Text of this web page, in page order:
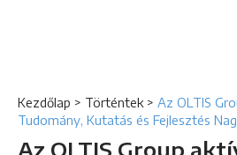
Kezdőlap > Történtek > Az OLTIS
Tudomány, Kutatás és Fejlesztés
Az OLTIS Group